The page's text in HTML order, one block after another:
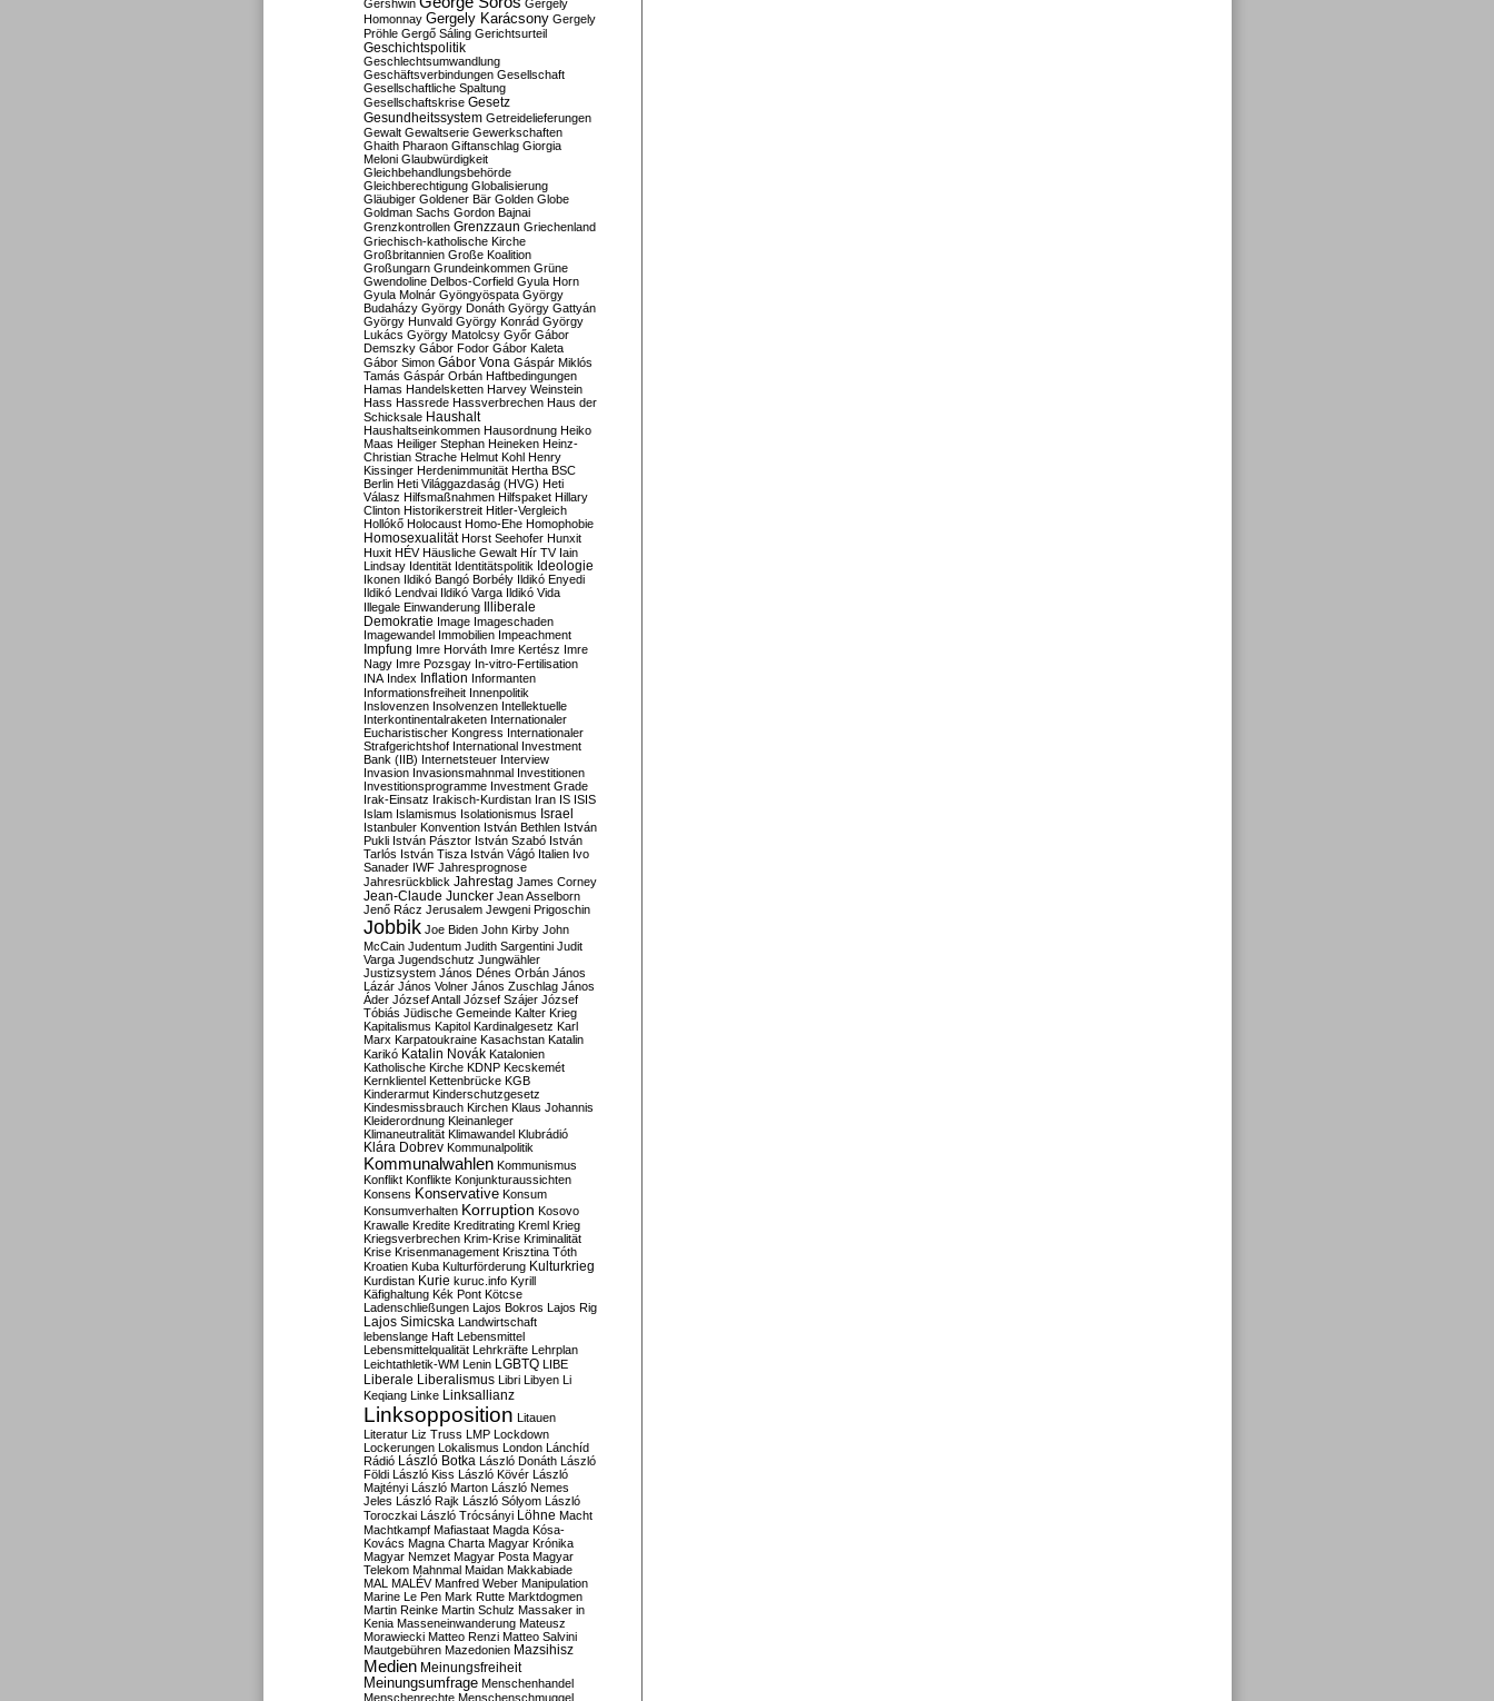
Gershwin
Gergely
Homonnay Gergely Karácsony Gergely
Pröhle Gergő Sáling Gerichtsurteil
Geschichtspolitik
Geschlechtsumwandlung
Geschäftsverbindungen Gesellschaft
Gesellschaftliche Spaltung
Gesellschaftskrise Gesetz
Gesundheitssystem Getreidelieferungen
Gewalt Gewaltserie Gewerkschaften
Ghaith Pharaon Giftanschlag Giorgia
Meloni Glaubwürdigkeit
Gleichbehandlungsbehörde
Gleichberechtigung Globalisierung
Gläubiger Goldener Bär Golden Globe
Goldman Sachs Gordon Bajnai
Grenzkontrollen Grenzzaun Griechenland
Griechisch-katholische Kirche
Großbritannien Große Koalition
Großungarn Grundeinkommen Grüne
Gwendoline Delbos-Corfield Gyula Horn
Gyula Molnár Gyöngyöspata György
Budaházy György Donáth György Gattyán
György Hunvald György Konrád György
Lukács György Matolcsy Győr Gábor
Demszky Gábor Fodor Gábor Kaleta
Gábor Simon Gábor Vona Gáspár Miklós
Tamás Gáspár Orbán Haftbedingungen
Hamas Handelsketten Harvey Weinstein
Hass Hassrede Hassverbrechen Haus der
Schicksale Haushalt
Haushaltseinkommen Hausordnung Heiko
Maas Heiliger Stephan Heineken Heinz-
Christian Strache Helmut Kohl Henry
Kissinger Herdenimmunität Hertha BSC
Berlin Heti Világgazdaság (HVG) Heti
Válasz Hilfsmaßnahmen Hilfspaket Hillary
Clinton Historikerstreit Hitler-Vergleich
Hollókő Holocaust Homo-Ehe Homophobie
Homosexualität Horst Seehofer Hunxit
Huxit HÉV Häusliche Gewalt Hír TV Iain
Lindsay Identität Identitätspolitik Ideologie
Ikonen Ildikó Bangó Borbély Ildikó Enyedi
Ildikó Lendvai Ildikó Varga Ildikó Vida
Illegale Einwanderung Illiberale
Demokratie Image Imageschaden
Imagewandel Immobilien Impeachment
Impfung Imre Horváth Imre Kertész Imre
Nagy Imre Pozsgay In-vitro-Fertilisation
INA Index Inflation Informanten
Informationsfreiheit Innenpolitik
Inslovenzen Insolvenzen Intellektuelle
Interkontinentalraketen Internationaler
Eucharistischer Kongress Internationaler
Strafgerichtshof International Investment
Bank (IIB) Internetsteuer Interview
Invasion Invasionsmahnmal Investitionen
Investitionsprogramme Investment Grade
Irak-Einsatz Irakisch-Kurdistan Iran IS ISIS
Islam Islamismus Isolationismus Israel
Istanbuler Konvention István Bethlen István
Pukli István Pásztor István Szabó István
Tarlós István Tisza István Vágó Italien Ivo
Sanader IWF Jahresprognose
Jahresrückblick Jahrestag James Corney
Jean-Claude Juncker Jean Asselborn
Jenő Rácz Jerusalem Jewgeni Prigoschin
Jobbik Joe Biden John Kirby John
McCain Judentum Judith Sargentini Judit
Varga Jugendschutz Jungwähler
Justizsystem János Dénes Orbán János
Lázár János Volner János Zuschlag János
Áder József Antall József Szájer József
Tóbiás Jüdische Gemeinde Kalter Krieg
Kapitalismus Kapitol Kardinalgesetz Karl
Marx Karpatoukraine Kasachstan Katalin
Karikó Katalin Novák Katalonien
Katholische Kirche KDNP Kecskemét
Kernklientel Kettenbrücke KGB
Kinderarmut Kinderschutzgesetz
Kindesmissbrauch Kirchen Klaus Johannis
Kleiderordnung Kleinanleger
Klimaneutralität Klimawandel Klubrádió
Klára Dobrev Kommunalpolitik
Kommunalwahlen Kommunismus
Konflikt Konflikte Konjunkturaussichten
Konsens Konservative Konsum
Konsumverhalten Korruption Kosovo
Krawalle Kredite Kreditrating Kreml Krieg
Kriegsverbrechen Krim-Krise Kriminalität
Krise Krisenmanagement Krisztina Tóth
Kroatien Kuba Kulturförderung Kulturkrieg
Kurdistan Kurie kuruc.info Kyrill
Käfighaltung Kék Pont Kötcse
Ladenschließungen Lajos Bokros Lajos Rig
Lajos Simicska Landwirtschaft
lebenslange Haft Lebensmittel
Lebensmittelqualität Lehrkräfte Lehrplan
Leichtathletik-WM Lenin LGBTQ LIBE
Liberale Liberalismus Libri Libyen Li
Keqiang Linke Linksallianz
Linksopposition Litauen
Literatur Liz Truss LMP Lockdown
Lockerungen Lokalismus London Lánchíd
Rádió
László Botka László Donáth László
Földi László Kiss László Kövér László
Majtényi László Marton László Nemes
Jeles László Rajk László Sólyom László
Toroczkai László Trócsányi Löhne Macht
Machtkampf Mafiastaat Magda Kósa-
Kovács Magna Charta Magyar Krónika
Magyar Nemzet Magyar Posta Magyar
Telekom Mahnmal Maidan Makkabiade
MAL MALÉV Manfred Weber Manipulation
Marine Le Pen Mark Rutte Marktdogmen
Martin Reinke Martin Schulz Massaker in
Kenia Masseneinwanderung Mateusz
Morawiecki Matteo Renzi Matteo Salvini
Mautgebühren Mazedonien Mazsihisz
Medien Meinungsfreiheit
Meinungsumfrage Menschenhandel
Menschenrechte Menschenschmuggel